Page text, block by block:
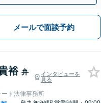
メールで面談予約
裕 弁
インタビューを
見る
ート法律事務所